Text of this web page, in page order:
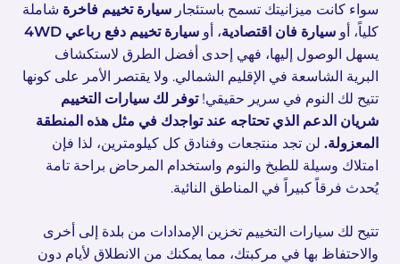
سواء كانت ميزانيتك تسمح باستئجار سيارة تخييم فاخرةشاملة
كلياً، أو سيارة فان اقتصادية، أو سيارة تخييم دفع رباعي 4WD
يسهل الوصول إليها، فهي إحدى أفضل الطرق لاستكشاف
البرية الشاسعة في الإقليم الشمالي. ولا يقتصر الأمر على كونها
تتيح لك النوم في سرير حقيقي! توفر لك سيارات التخييم
شريان الدعم الذي تحتاجه عند تواجدك في مثل هذه المنطقة
المعزولة.لن تجد منتجعات وفنادق كل كيلومترين، لذا فإن
امتلاك وسيلة للطبخ والنوم واستخدام المرحاض براحة تامة
يُحدث فرقاً كبيراً في المناطق النائية.
تتيح لك سيارات التخييم تخزين الإمدادات من بلدة إلى أخرى
والاحتفاظ بها في مركبتك، مما يمكنك من الانطلاق لأيام دون